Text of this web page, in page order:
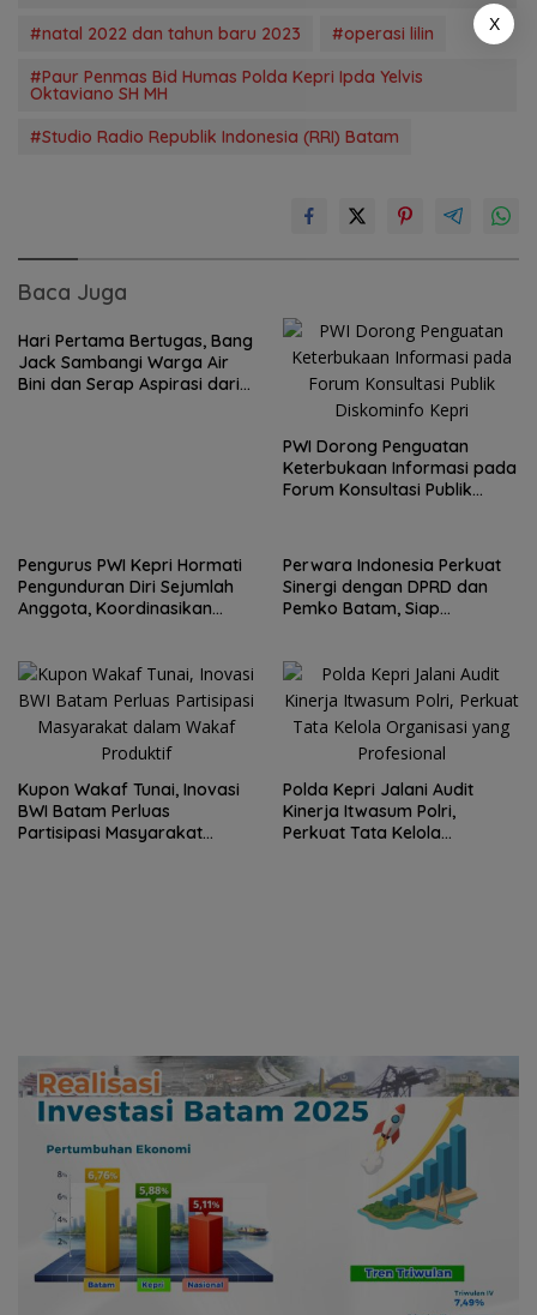
#natal 2022 dan tahun baru 2023
#operasi lilin
#Paur Penmas Bid Humas Polda Kepri Ipda Yelvis
Oktaviano SH MH
#Studio Radio Republik Indonesia (RRI) Batam
Baca Juga
Hari Pertama Bertugas, Bang
Jack Sambangi Warga Air
Bini dan Serap Aspirasi dari
PWI Dorong Penguatan
Keterbukaan Informasi pada
Forum Konsultasi Publik
Pengurus PWI Kepri Hormati
Pengunduran Diri Sejumlah
Anggota, Koordinasikan
Perwara Indonesia Perkuat
Sinergi dengan DPRD dan
Pemko Batam, Siap
Kupon Wakaf Tunai, Inovasi
BWI Batam Perluas
Partisipasi Masyarakat
Polda Kepri Jalani Audit
Kinerja Itwasum Polri,
Perkuat Tata Kelola
X